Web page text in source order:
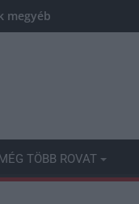
megyében: egyre
TÖBB ROVAT